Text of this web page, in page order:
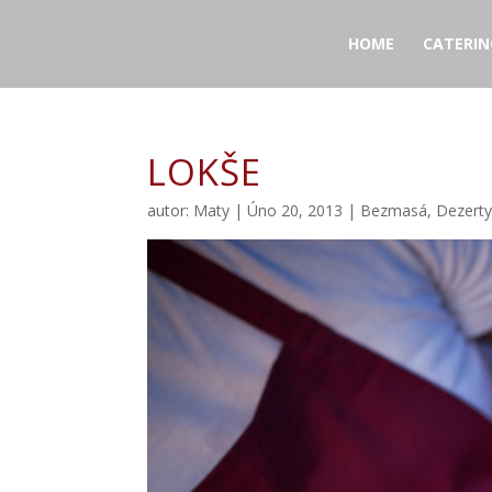
HOME
LOKŠE
autor: Maty |Úno 20, 2013 | Bezmasá,